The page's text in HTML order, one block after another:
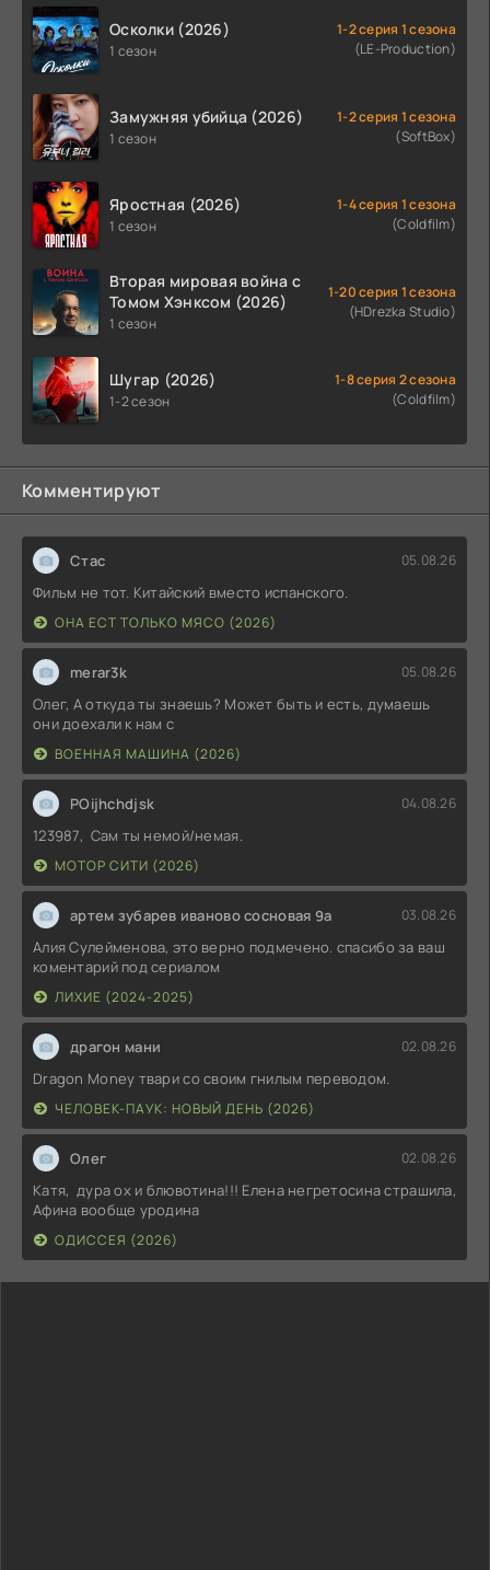
Осколки (2026)
1 сезон
1-2 серия 1 сезона
(LE-Production)
Замужняя убийца (2026)
1 сезон
1-2 серия 1 сезона
(SoftBox)
Яростная (2026)
1 сезон
1-4 серия 1 сезона
(Coldfilm)
Вторая мировая война с
Томом Хэнксом (2026)
1 сезон
1-20 серия 1 сезона
(HDrezka Studio)
Шугар (2026)
1-2 сезон
1-8 серия 2 сезона
(Coldfilm)
Комментируют
Стас 05.08.26
Фильм не тот. Китайский вместо испанского.
ОНА ЕСТ ТОЛЬКО МЯСО (2026)
merar3k 05.08.26
Олег, А откуда ты знаешь? Может быть и есть, думаешь
они доехали к нам с
ВОЕННАЯ МАШИНА (2026)
POijhchdjsk 04.08.26
123987, Сам ты немой/немая.
МОТОР СИТИ (2026)
артем зубарев иваново сосновая 9а 03.08.26
Алия Сулейменова, это верно подмечено. спасибо за ваш
коментарий под сериалом
ЛИХИЕ (2024-2025)
драгон мани 02.08.26
Dragon Money твари со своим гнилым переводом.
ЧЕЛОВЕК-ПАУК: НОВЫЙ ДЕНЬ (2026)
Олег 02.08.26
Катя, дура ох и блювотина!!! Елена негретосина страшила,
Афина вообще уродина
ОДИССЕЯ (2026)